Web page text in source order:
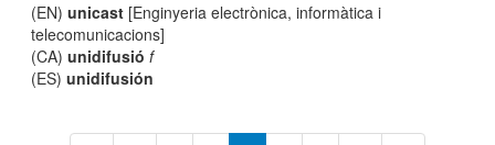
(EN)unicast [Enginyeria electrònica, informàtica i
telecomunicacions]
(CA)unidifusió f
(ES)unidifusión